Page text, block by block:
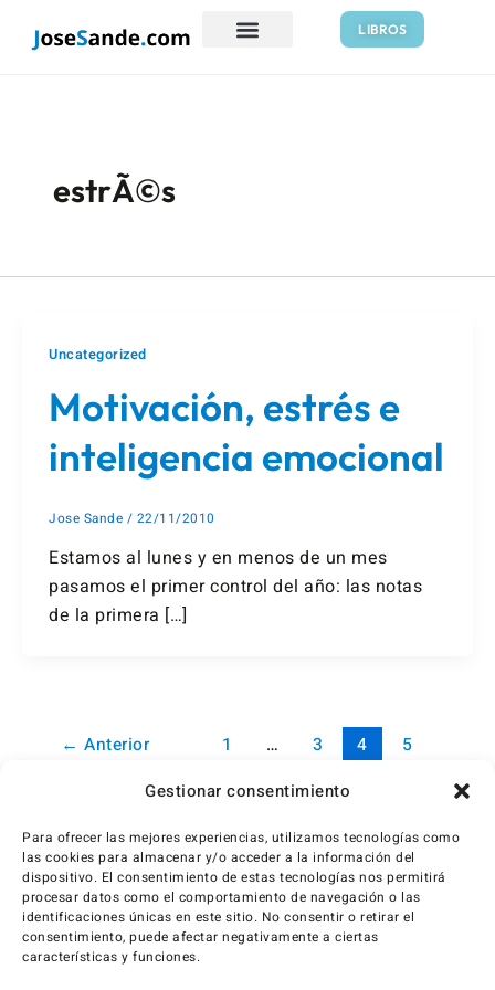
Gestionar consentimiento
Para ofrecer las mejores experiencias, utilizamos tecnologías como
las cookies para almacenar y/o acceder a la información del
dispositivo. El consentimiento de estas tecnologías nos permitirá
procesar datos como el comportamiento de navegación o las
identificaciones únicas en este sitio. No consentir o retirar el
consentimiento, puede afectar negativamente a ciertas
características y funciones.
LIBROS
estrÃ©s
Uncategorized
Motivación, estrés e
inteligencia emocional
Jose Sande / 22/11/2010
Estamos al lunes y en menos de un mes
pasamos el primer control del año: las notas
de la primera […]
de
← Anterior 1 … 3 4
5
Siguiente